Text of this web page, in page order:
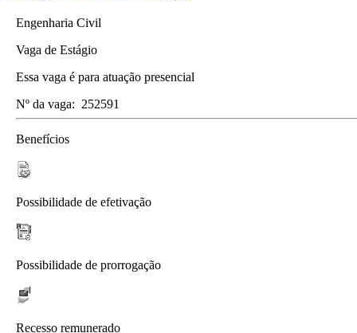
Engenharia Civil
Vaga de Estágio
Essa vaga é para atuação presencial
Nº da vaga: 252591
Benefícios
Possibilidade de efetivação
Possibilidade de prorrogação
Recesso remunerado